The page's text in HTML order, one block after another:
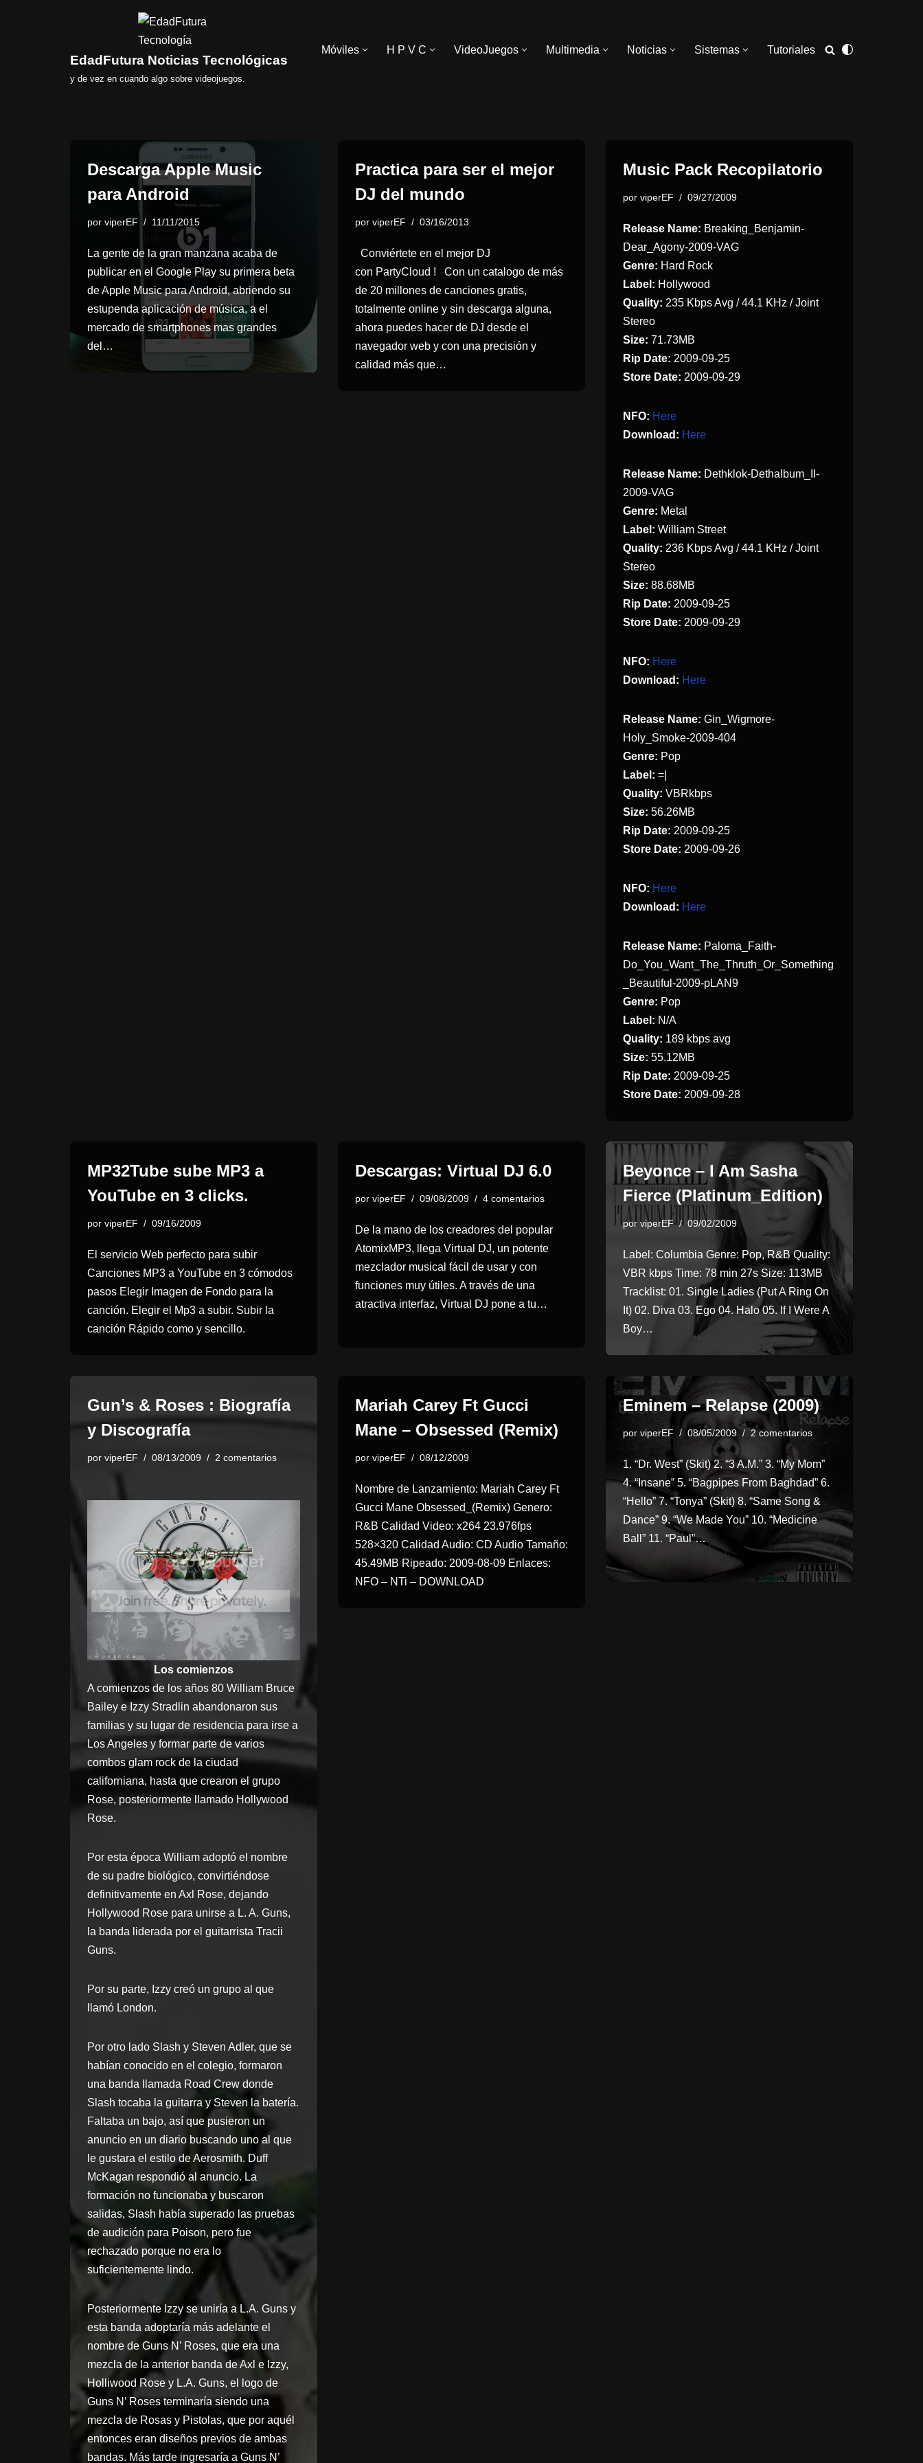
EdadFutura Noticias Tecnológicas
y de vez en cuando algo sobre videojuegos.
Móviles H P V C VideoJuegos Multimedia Noticias Sistemas Tutoriales
Descarga Apple Music
para Android
por viperEF 11/11/2015
La gente de la gran manzana acaba de
publicar en el Google Play su primera beta
de Apple Music para Android, abriendo su
estupenda aplicación de música, a el
mercado de smartphones mas grandes
del…
Practica para ser el mejor
DJ del mundo
por viperEF 03/16/2013
Conviértete en el mejor DJ
con PartyCloud ! Con un catalogo de más
de 20 millones de canciones gratis,
totalmente online y sin descarga alguna,
ahora puedes hacer de DJ desde el
navegador web y con una precisión y
calidad más que…
Music Pack Recopilatorio
por viperEF 09/27/2009
Release Name: Breaking_Benjamin-
Dear_Agony-2009-VAG
Genre: Hard Rock
Label: Hollywood
Quality: 235 Kbps Avg /44.1 KHz / Joint
Stereo
Size: 71.73MB
Rip Date: 2009-09-25
Store Date: 2009-09-29
NFO: Here
Download: Here
Release Name: Dethklok-Dethalbum_II-
2009-VAG
Genre: Metal
Label: William Street
Quality: 236 Kbps Avg /44.1 KHz / Joint
Stereo
Size: 88.68MB
Rip Date: 2009-09-25
Store Date: 2009-09-29
NFO: Here
Download: Here
Release Name: Gin_Wigmore-
Holy_Smoke-2009-404
Genre: Pop
Label: =|
Quality: VBRkbps
Size: 56.26MB
Rip Date: 2009-09-25
Store Date: 2009-09-26
NFO: Here
Download: Here
Release Name: Paloma_Faith-
Do_You_Want_The_Thruth_Or_Something
_Beautiful-2009-pLAN9
Genre: Pop
Label: N/A
Quality: 189 kbps avg
Size: 55.12MB
Rip Date: 2009-09-25
Store Date: 2009-09-28
MP32Tube sube MP3 a
YouTube en 3 clicks.
por viperEF 09/16/2009
El servicio Web perfecto para subir
Canciones MP3 a YouTube en 3 cómodos
pasos Elegir Imagen de Fondo para la
canción. Elegir el Mp3 a subir. Subir la
canción Rápido como y sencillo.
Descargas: Virtual DJ 6.0
por viperEF 09/08/2009 4 comentarios
De la mano de los creadores del popular
AtomixMP3, llega Virtual DJ, un potente
mezclador musical fácil de usar y con
funciones muy útiles. A través de una
atractiva interfaz, Virtual DJ pone a tu…
Beyonce – I Am Sasha
Fierce (Platinum_Edition)
por viperEF 09/02/2009
Label: Columbia Genre: Pop, R&B Quality:
VBR kbps Time: 78 min 27s Size: 113MB
Tracklist: 01. Single Ladies (Put A Ring On
It) 02. Diva 03. Ego 04. Halo 05. If I Were A
Boy…
Gun’s & Roses : Biografía
y Discografía
por viperEF 08/13/2009 2 comentarios
Los comienzos
A comienzos de los años 80 William Bruce
Bailey e Izzy Stradlin abandonaron sus
familias y su lugar de residencia para irse a
Los Angeles y formar parte de varios
combos glam rock de la ciudad
californiana, hasta que crearon el grupo
Rose, posteriormente llamado Hollywood
Rose.
Por esta época William adoptó el nombre
de su padre biológico, convirtiéndose
definitivamente en Axl Rose, dejando
Hollywood Rose para unirse a L. A. Guns,
la banda liderada por el guitarrista Tracii
Guns.
Por su parte, Izzy creó un grupo al que
llamó London.
Por otro lado Slash y Steven Adler, que se
habían conocido en el colegio, formaron
una banda llamada Road Crew donde
Slash tocaba la guitarra y Steven la batería.
Faltaba un bajo, así que pusieron un
anuncio en un diario buscando uno al que
le gustara el estilo de Aerosmith. Duff
McKagan respondió al anuncio. La
formación no funcionaba y buscaron
salidas, Slash había superado las pruebas
de audición para Poison, pero fue
rechazado porque no era lo
suficientemente lindo.
Posteriormente Izzy se uniría a L.A. Guns y
esta banda adoptaría más adelante el
nombre de Guns N’ Roses, que era una
mezcla de la anterior banda de Axl e Izzy,
Holliwood Rose y L.A. Guns, el logo de
Guns N’ Roses terminaría siendo una
mezcla de Rosas y Pistolas, que por aquél
entonces eran diseños previos de ambas
bandas. Más tarde ingresaría a Guns N’
Mariah Carey Ft Gucci
Mane – Obsessed (Remix)
por viperEF 08/12/2009
Nombre de Lanzamiento: Mariah Carey Ft
Gucci Mane Obsessed_(Remix) Genero:
R&B Calidad Video: x264 23.976fps
528×320 Calidad Audio: CD Audio Tamaño:
45.49MB Ripeado: 2009-08-09 Enlaces:
NFO – NTi – DOWNLOAD
Eminem – Relapse (2009)
por viperEF 08/05/2009 2 comentarios
1. “Dr. West” (Skit) 2. “3 A.M.” 3. “My Mom”
4. “Insane” 5. “Bagpipes From Baghdad” 6.
“Hello” 7. “Tonya” (Skit) 8. “Same Song &
Dance” 9. “We Made You” 10. “Medicine
Ball” 11. “Paul”…